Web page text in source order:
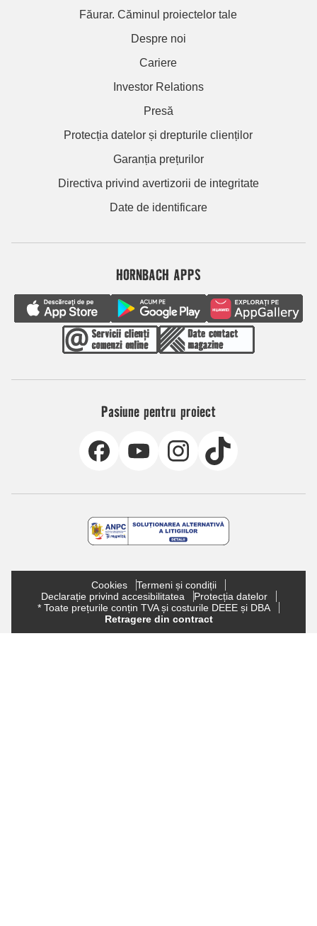
Făurar. Căminul proiectelor tale
Despre noi
Cariere
Investor Relations
Presă
Protecția datelor și drepturile clienților
Garanția prețurilor
Directiva privind avertizorii de integritate
Date de identificare
HORNBACH APPS
Pasiune pentru proiect
Cookies
Termeni și condiții
Declarație privind accesibilitatea
Protecția datelor
* Toate prețurile conțin TVA și costurile DEEE și DBA
Retragere din contract